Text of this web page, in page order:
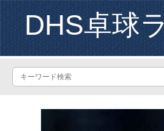
DHS卓球